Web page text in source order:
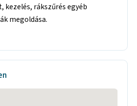
kezelés, rákszűrés egyéb
megoldása.